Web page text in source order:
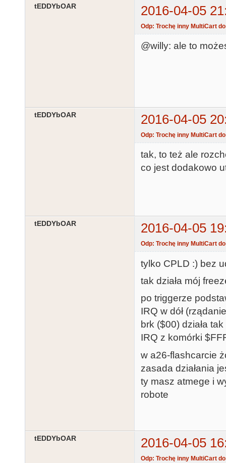
tEDDYbOAR 2016-04-05
Odp: Trochę inny MultiCart
@willy: ale to
tEDDYbOAR 2016-04-05
Odp: Trochę inny MultiCart
tak, to też ale
co jest dodakowo
tEDDYbOAR 2016-04-05
Odp: Trochę inny MultiCart
tylko CPLD :) bez
tak działa mój
po triggerze
IRQ w dół
brk ($00) działa
IRQ z komórki
w a26-flashcarcie
zasada działania
ty masz atmege i
robote
tEDDYbOAR 2016-04-05
Odp: Trochę inny MultiCart